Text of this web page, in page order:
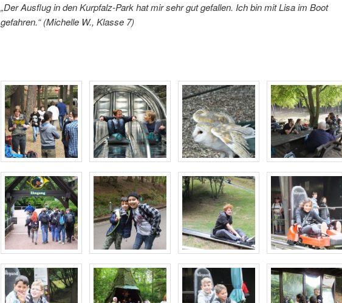
„Der Ausflug in den Kurpfalz-Park hat mir sehr gut gefallen. Ich bin mit Lisa im Boot
gefahren.“ (Michelle W., Klasse 7)